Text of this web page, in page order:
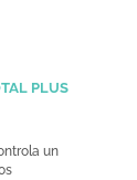
PLUS
un